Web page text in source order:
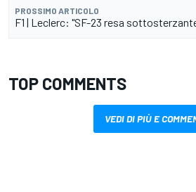
PROSSIMO ARTICOLO
F1 | Leclerc: "SF-23 resa
TOP COMMENTS
VEDI DI PIÙ E